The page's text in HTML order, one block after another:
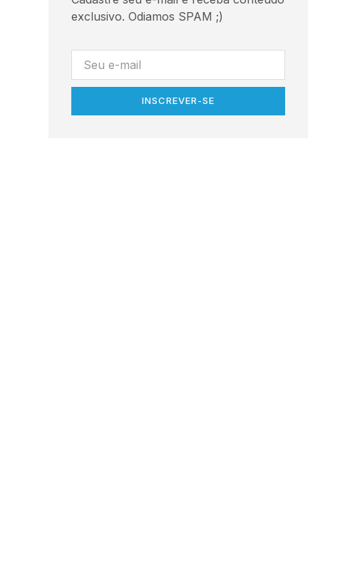
exclusivo. Odiamos SPAM ;)
INSCREVER-SE